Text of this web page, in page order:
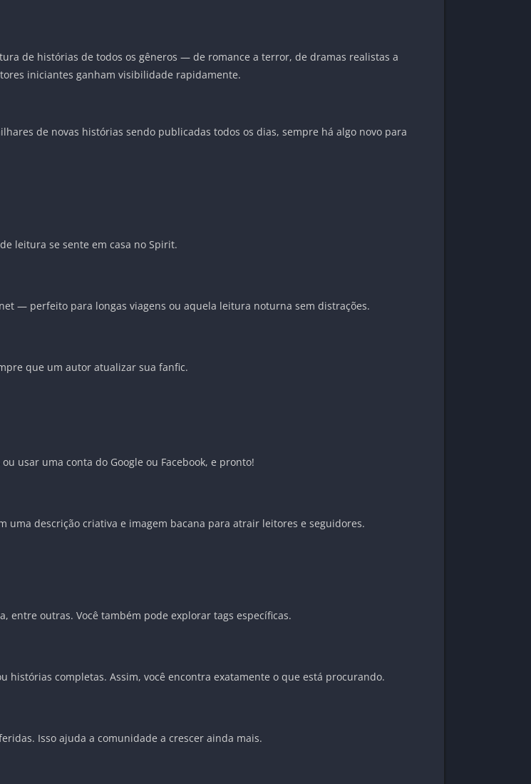
de histórias de todos os gêneros — de romance a terror, de dramas realistas a
iniciantes ganham visibilidade rapidamente.
de novas histórias sendo publicadas todos os dias, sempre há algo novo para
leitura se sente em casa no Spirit.
— perfeito para longas viagens ou aquela leitura noturna sem distrações.
que um autor atualizar sua fanfic.
usar uma conta do Google ou Facebook, e pronto!
descrição criativa e imagem bacana para atrair leitores e seguidores.
entre outras. Você também pode explorar tags específicas.
completas. Assim, você encontra exatamente o que está procurando.
Isso ajuda a comunidade a crescer ainda mais.